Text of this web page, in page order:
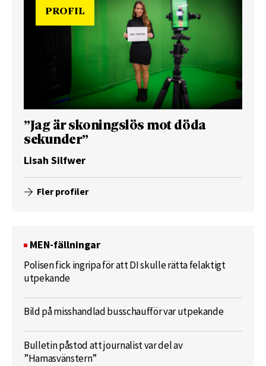
PROFIL
”Jag är skoningslös mot döda
sekunder”
Lisah Silfwer
Fler profiler
MEN-fällningar
Polisen fick ingripa för att DI skulle rätta felaktigt
utpekande
Bild på misshandlad busschaufför var utpekande
Bulletin påstod att journalist var del av
”Hamasvänstern”